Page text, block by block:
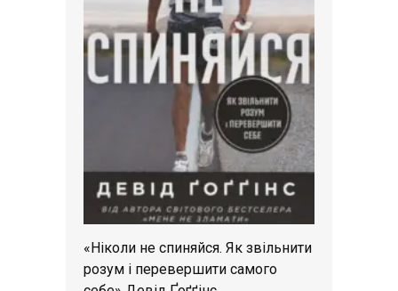
«Ніколи не спиняйся. Як звільнити
розум і перевершити самого